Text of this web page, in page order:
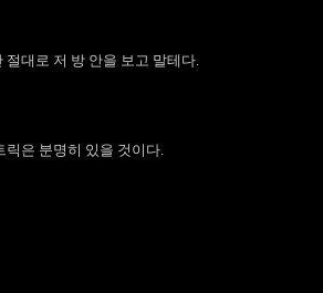
절대로 저 방 안을 보고 말테다.
릭은 분명히 있을 것이다.